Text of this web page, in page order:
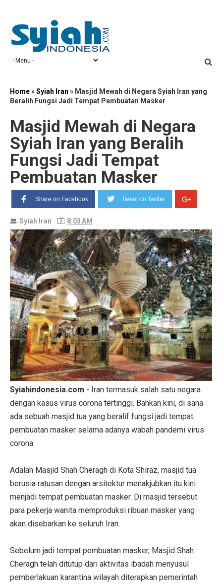
Home»Syiah Iran » Masjid Mewah di Negara Syiah Iran yang
Beralih Fungsi Jadi Tempat Pembuatan Masker
Masjid Mewah di Negara
Syiah Iran yang Beralih
Fungsi Jadi Tempat
Pembuatan Masker
Share on Facebook Tweet on Twitter
Syiah Iran 8:03 AM
Syiahindonesia.com - Iran termasuk salah satu negara
dengan kasus virus corona tertinggi. Bahkan kini, di sana
ada sebuah masjid tua yang beralif fungsi jadi tempat
pembuatan masker selama adanya wabah pandemi virus
corona.
Adalah Masjid Shah Cheragh di Kota Shiraz, masjid tua
berusia ratusan dengan arsitektur menakjubkan itu kini
menjadi tempat pembuatan masker. Di masjid tersebut
para pekerja wanita memproduksi ribuan masker yang
akan disebarkan ke seluruh Iran.
Sebelum jadi tempat pembuatan masker, Masjid Shah
Cheragh telah ditutup dari aktivitas ibadah menyusul
pemberlakuan karantina wilayah diterapkan pemerintah